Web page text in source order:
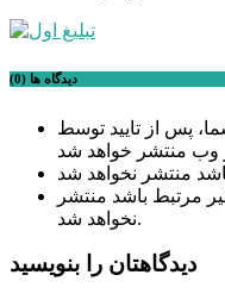
دیدگاه ها (0)
پس از تایید توسط
مرتبط باشد منتشر
نخواهد شد.
دیدگاهتان را بنویسید